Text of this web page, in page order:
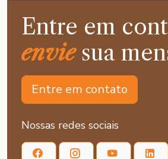
Entre em
enviesua
Entre em contato
Nossas redes sociais